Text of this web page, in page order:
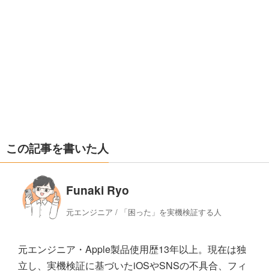
この記事を書いた人
Funaki Ryo
元エンジニア / 「困った」を実機検証する人
元エンジニア・Apple製品使用歴13年以上。現在は独
立し、実機検証に基づいたiOSやSNSの不具合、フィ